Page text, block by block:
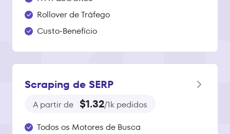
Rollover de Tráfego
Custo-Benefício
Scraping de SERP
A partir de $1.32/1k pedidos
Todos os Motores de Busca